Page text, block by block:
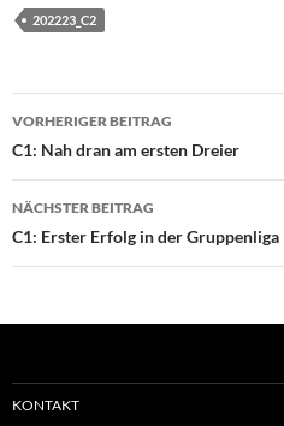
202223_C2
Beitragsnavigation
VORHERIGER BEITRAG
C1: Nah dran am ersten Dreier
NÄCHSTER BEITRAG
C1: Erster Erfolg in der Gruppenliga
KONTAKT